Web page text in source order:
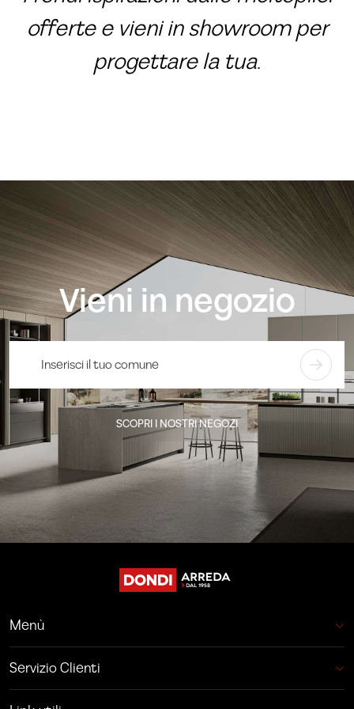
offerte e vieni in showroom per
progettare la tua.
Vieni in negozio
SCOPRI I NOSTRI NEGOZI
Menù
Servizio Clienti